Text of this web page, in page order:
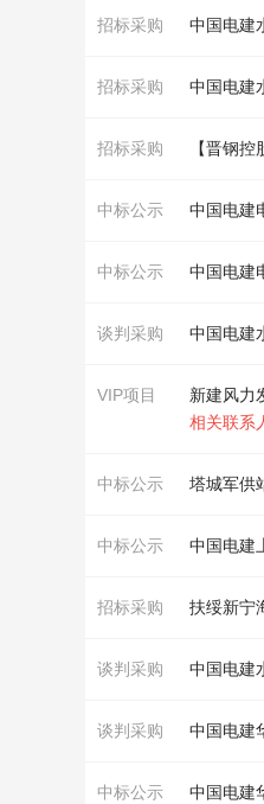
招标采购
招标采购 中国电建
招标采购 【晋钢
中标公示 中国电建
中标公示 中国电建
谈判采购
VIP项目
新建风力
相关联系
中标公示
中标公示
招标采购 扶绥新宁
谈判采购 中国电建
谈判采购
中标公示 中国电建